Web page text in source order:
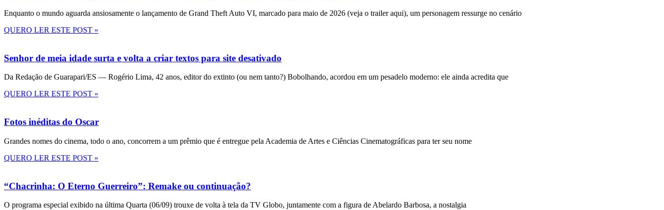
Enquanto o mundo aguarda ansiosamente o lançamento de Grand Theft Auto VI, marcado para maio de 2026 (veja o trailer aqui), um personagem ressurge no cenário
QUERO LER ESTE POST »
Senhor de meia idade surta e volta a criar textos para site desativado
Da Redação de Guarapari/ES — Rogério Lima, 42 anos, editor do extinto (ou nem tanto?) Bobolhando, acordou em um pesadelo moderno: ele ainda acredita que
QUERO LER ESTE POST »
Fotos inéditas do Oscar
Grandes nomes do cinema, todo o ano, concorrem a um prêmio que é entregue pela Academia de Artes e Ciências Cinematográficas para ter seu nome
QUERO LER ESTE POST »
“Chacrinha: O Eterno Guerreiro”: Remake ou continuação?
O programa especial exibido na última Quarta (06/09) trouxe de volta à tela da TV Globo, juntamente com a figura de Abelardo Barbosa, a nostalgia